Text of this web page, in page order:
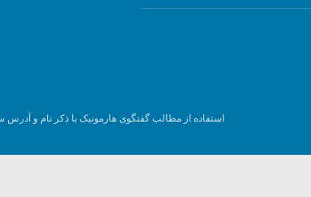
استفاده از مطالب گفتگوی هارمونیک با ذکر نام و